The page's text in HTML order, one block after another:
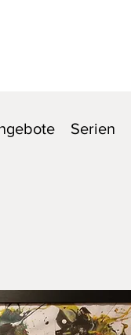
Serien